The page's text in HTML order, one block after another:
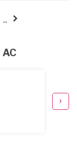
...
Rp